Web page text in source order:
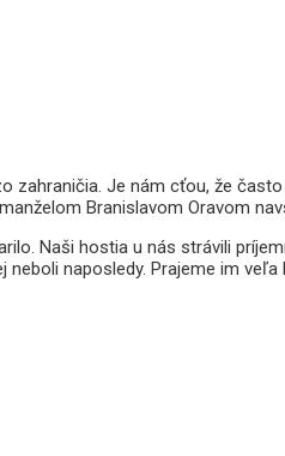
Je nám cťou, že
Branislavom Oravom
Naši hostia u nás strávili
naposledy. Prajeme im veľa